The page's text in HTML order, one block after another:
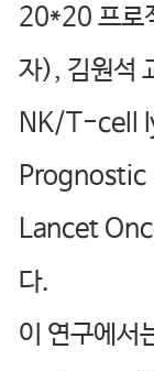
20*20 프로
자), 김원석
NK/T-cell
Lancet
다.
이 연구에